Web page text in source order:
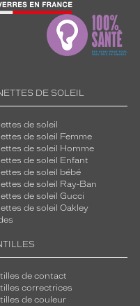
DE SOLEIL
de soleil
de soleil Femme
de soleil Homme
de soleil Enfant
de soleil bébé
de soleil Ray-Ban
de soleil Gucci
de soleil Oakley
de contact
correctrices
de couleur